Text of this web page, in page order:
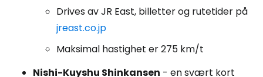
Drives av JR East, billetter og rutetider på
jreast.co.jp
Maksimal hastighet er 275 km/t
Nishi-Kuyshu Shinkansen - en svært kort